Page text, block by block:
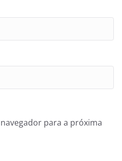
para a próxima